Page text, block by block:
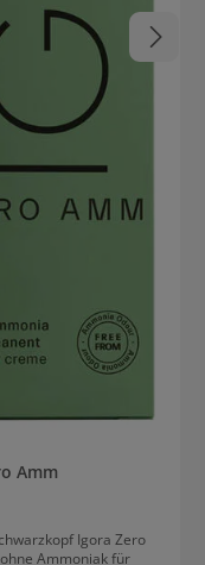
Amm
Igora Zero
Ammoniak für